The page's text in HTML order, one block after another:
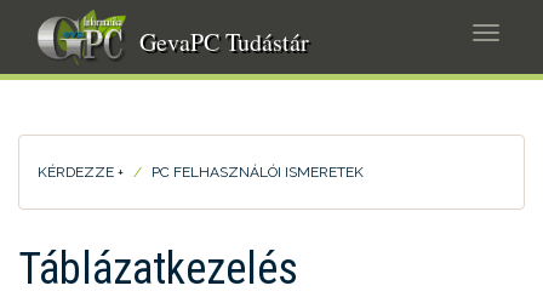
tartalomra
GevaPC Tudástár
KÉRDEZZE + PC FELHASZNÁLÓI ISMERETEK
Táblázatkezelés